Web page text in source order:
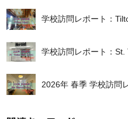
学校訪問レポート：
学校訪問レポート：
2026年 春季 学校訪問